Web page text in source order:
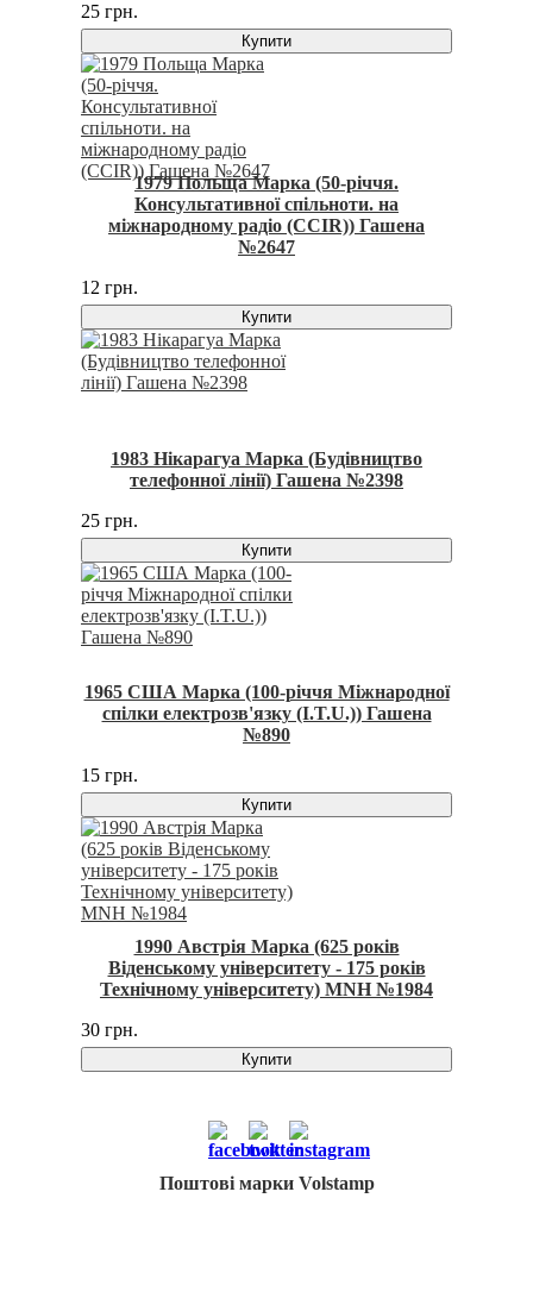
25 грн.
Купити
1979 Польща Марка (50-річчя.
Консультативної спільноти. на
міжнародному радіо (CCIR)) Гашена
№2647
12 грн.
Купити
1983 Нікарагуа Марка (Будівництво
телефонної лінії) Гашена №2398
25 грн.
Купити
1965 США Марка (100-річчя Міжнародної
спілки електрозв'язку (I.T.U.)) Гашена
№890
15 грн.
Купити
1990 Австрія Марка (625 років
Віденському університету - 175 років
Технічному університету) MNH №1984
30 грн.
Купити
Поштові марки Volstamp